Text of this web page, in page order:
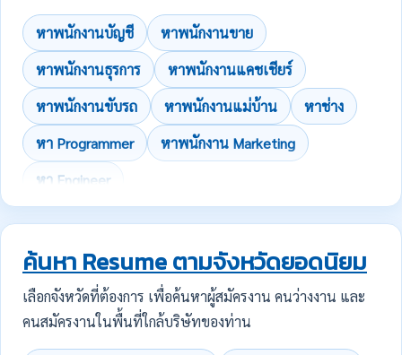
หาพนักงานบัญชี
หาพนักงานขาย
หาพนักงานธุรการ
หาพนักงานแคชเชียร์
หาพนักงานขับรถ
หาพนักงานแม่บ้าน
หาช่าง
หา Programmer
หาพนักงาน Marketing
หา Engineer
ค้นหา Resume ตามจังหวัดยอดนิยม
เลือกจังหวัดที่ต้องการ เพื่อค้นหาผู้สมัครงาน คนว่างงาน และ
คนสมัครงานในพื้นที่ใกล้บริษัทของท่าน